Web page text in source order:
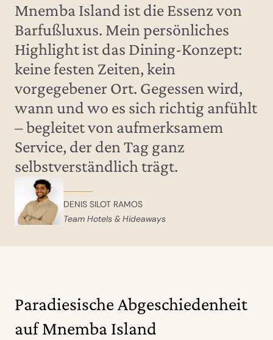
Mnemba Island ist die Essenz von
Barfußluxus. Mein persönliches
Highlight ist das Dining-Konzept:
keine festen Zeiten, kein
vorgegebener Ort. Gegessen wird,
wann und wo es sich richtig anfühlt
– begleitet von aufmerksamem
Service, der den Tag ganz
selbstverständlich trägt.
DENIS SILOT RAMOS
Team Hotels & Hideaways
Paradiesische Abgeschiedenheit
auf Mnemba Island